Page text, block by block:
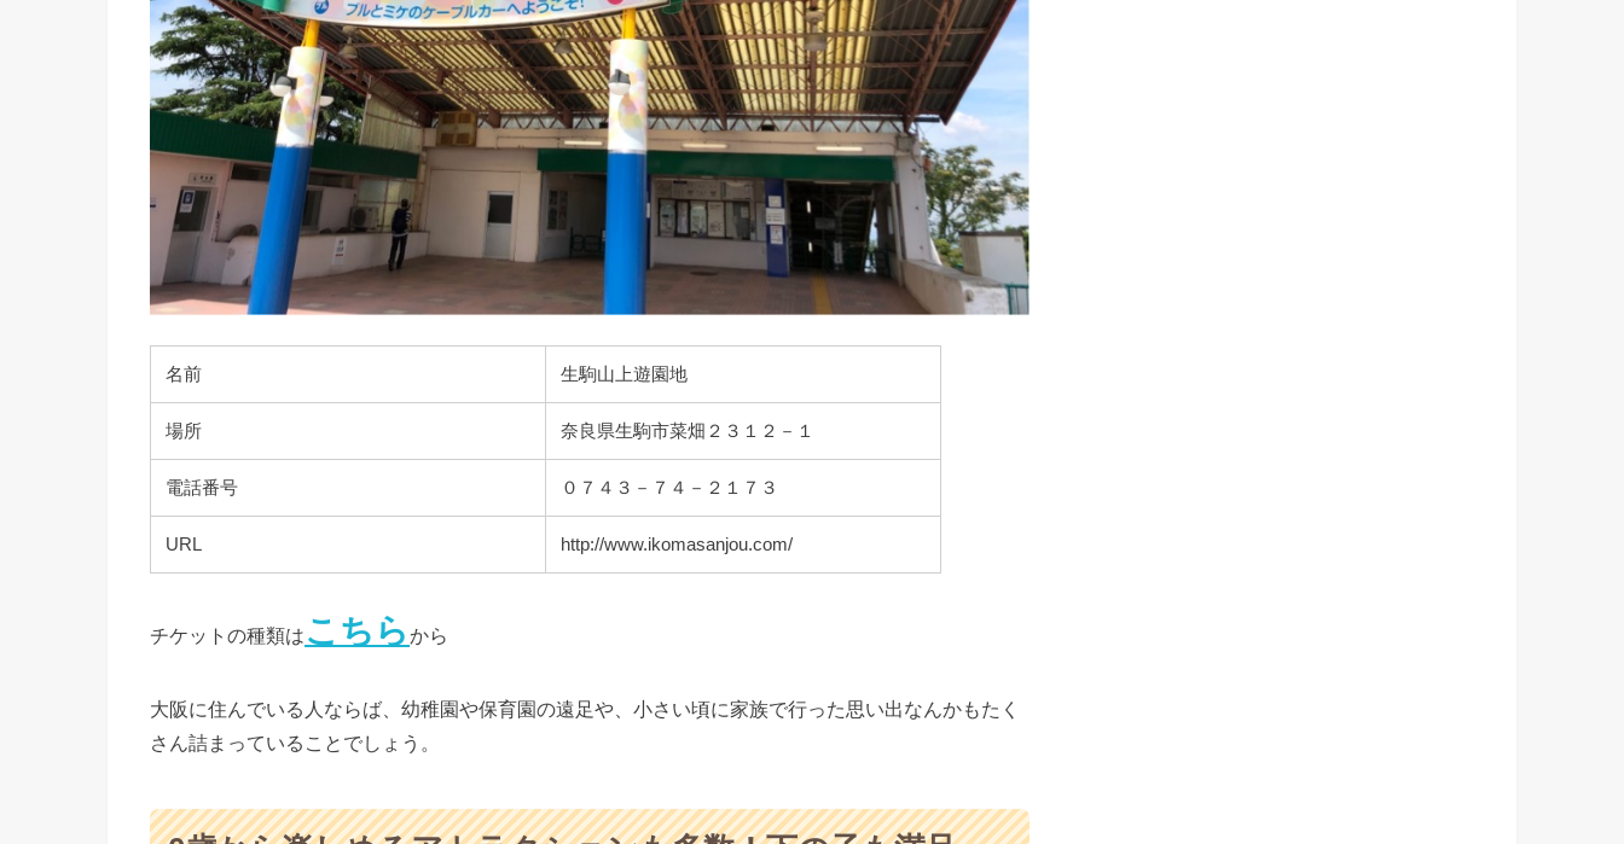
名前 生駒山上遊園地
場所 奈良県生駒市菜畑２３１２－１
電話番号 ０７４３－７４－２１７３
URL http://www.ikomasanjou.com/
チケットの種類は こちら から
大阪に住んでいる人ならば、幼稚園や保育園の遠足や、小さい頃に家族で行った思い出なんかもたく
さん詰まっていることでしょう。